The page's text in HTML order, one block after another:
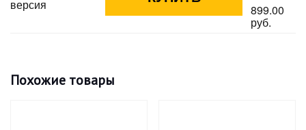
версия
899.00
руб.
Похожие товары